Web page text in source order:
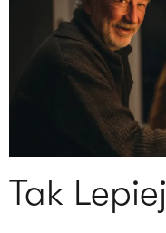
Tak Lepiej